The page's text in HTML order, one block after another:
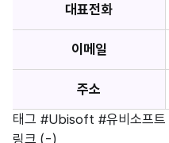
대표전화
이메일
주소
태그 #Ubisoft #유비소프트
링크 (-)